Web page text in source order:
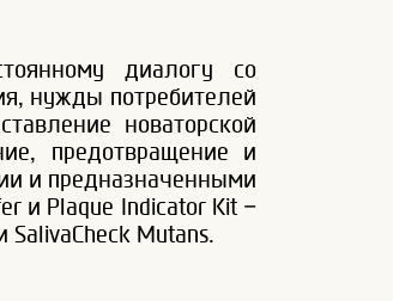
диалогу со
нужды потребителей
новаторской
предотвращение и
и предназначенными
и Plaque Indicator Kit –
Mutans.